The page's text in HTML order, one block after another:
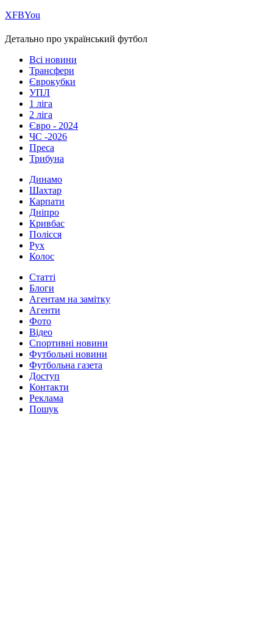
ХFBYou
Детально про український футбол
Всі новини
Трансфери
Єврокубки
УПЛ
1 ліга
2 ліга
Євро - 2024
ЧС -2026
Преса
Трибуна
Динамо
Шахтар
Карпати
Дніпро
Кривбас
Полісся
Рух
Колос
Статті
Блоги
Агентам на замітку
Агенти
Фото
Відео
Спортивні новини
Футбольні новини
Футбольна газета
Доступ
Контакти
Реклама
Пошук